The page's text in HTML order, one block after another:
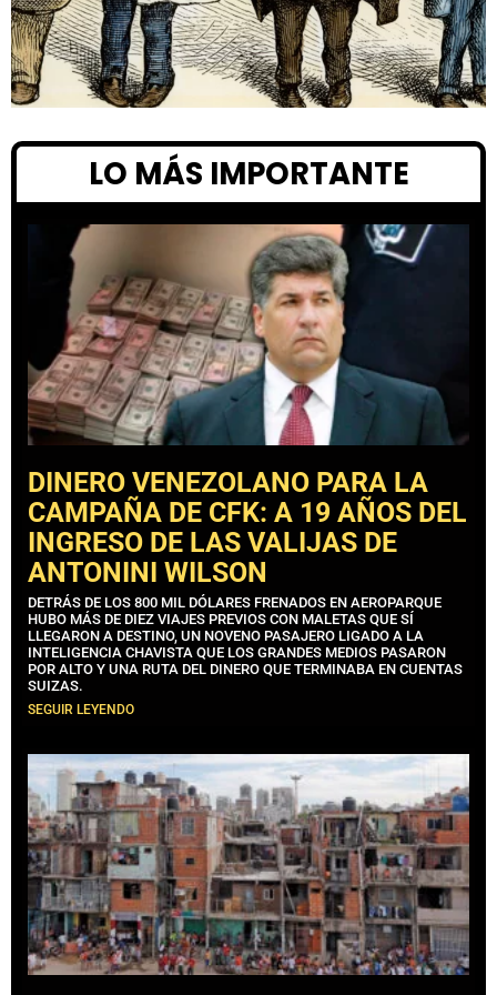
LO MÁS IMPORTANTE
DINERO VENEZOLANO PARA LA
CAMPAÑA DE CFK: A 19 AÑOS DEL
INGRESO DE LAS VALIJAS DE
ANTONINI WILSON
DETRÁS DE LOS 800 MIL DÓLARES FRENADOS EN AEROPARQUE
HUBO MÁS DE DIEZ VIAJES PREVIOS CON MALETAS QUE SÍ
LLEGARON A DESTINO, UN NOVENO PASAJERO LIGADO A LA
INTELIGENCIA CHAVISTA QUE LOS GRANDES MEDIOS PASARON
POR ALTO Y UNA RUTA DEL DINERO QUE TERMINABA EN CUENTAS
SUIZAS.
SEGUIR LEYENDO